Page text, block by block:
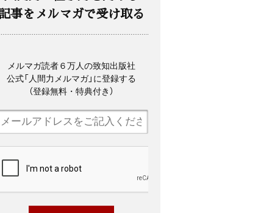
事をメルマガで受け取る
メルマガ読者６万人の致知出版社
公式「人間力メルマガ」に登録する
（登録無料・特典付き）